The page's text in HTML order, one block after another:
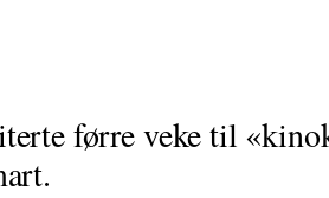
førre veke til